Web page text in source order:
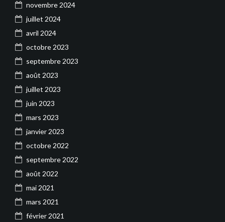
novembre 2024
juillet 2024
avril 2024
octobre 2023
septembre 2023
août 2023
juillet 2023
juin 2023
mars 2023
janvier 2023
octobre 2022
septembre 2022
août 2022
mai 2021
mars 2021
février 2021